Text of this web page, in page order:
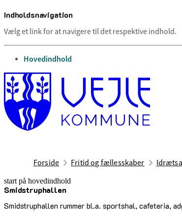
Indholdsnavigation
Vælg et link for at navigere til det respektive indhold.
gå til
Hovedindhold
Forside Fritid og fællesskaber
start på hovedindhold
Smidstruphallen
Smidstruphallen rummer bl.a. sportshal, cafeteria,
senest opdateret 17. februar 2026